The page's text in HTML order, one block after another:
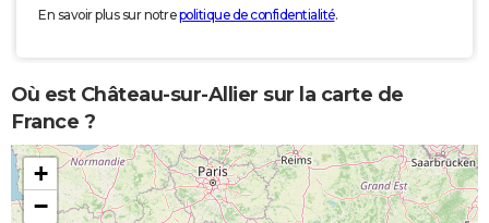
En savoir plus sur notrepolitique de confidentialité.
Où est Château-sur-Allier sur la carte de
France ?
+
−